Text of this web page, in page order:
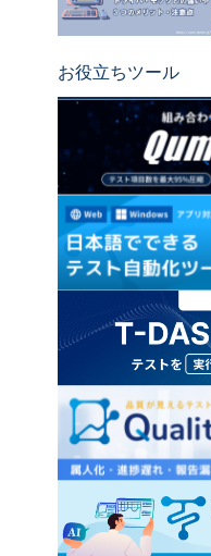
お役立ちツール